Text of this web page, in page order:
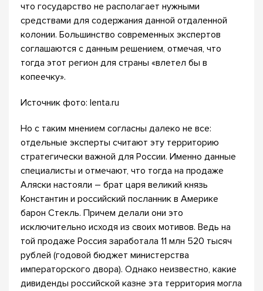
что государство не располагает нужными
средствами для содержания данной отдаленной
колонии. Большинство современных экспертов
соглашаются с данным решением, отмечая, что
тогда этот регион для страны «влетел бы в
копеечку».
Источник фото: lenta.ru
Но с таким мнением согласны далеко не все:
отдельные эксперты считают эту территорию
стратегически важной для России. Именно данные
специалисты и отмечают, что тогда на продаже
Аляски настояли – брат царя великий князь
Константин и российский посланник в Америке
барон Стекль. Причем делали они это
исключительно исходя из своих мотивов. Ведь на
той продаже Россия заработала 11 млн 520 тысяч
рублей (годовой бюджет министерства
императорского двора). Однако неизвестно, какие
дивиденды российской казне эта территория могла